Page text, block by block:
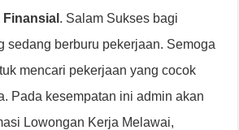
. Salam Sukses bagi
sedang berburu pekerjaan. Semoga
mencari pekerjaan yang cocok
Pada kesempatan ini admin akan
Lowongan Kerja Melawai,